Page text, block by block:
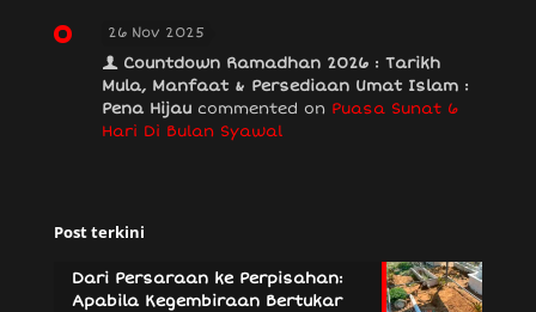
26 Nov 2025
Countdown Ramadhan 2026 : Tarikh
Mula, Manfaat & Persediaan Umat Islam :
Pena Hijau commented on Puasa Sunat 6
Hari Di Bulan Syawal
Post terkini
Dari Persaraan ke Perpisahan:
Apabila Kegembiraan Bertukar